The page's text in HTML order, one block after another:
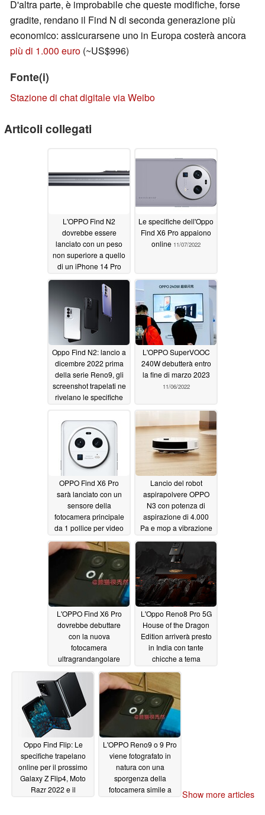
D'altra parte, è improbabile che queste modifiche, forse
gradite, rendano il Find N di seconda generazione più
economico: assicurarsene uno in Europa costerà ancora
più di 1.000 euro (~US$996)
Fonte(i)
Stazione di chat digitale via Weibo
Articoli collegati
L'OPPO Find N2
dovrebbe essere
lanciato con un peso
non superiore a quello
di un iPhone 14 Pro
Max11/12/2022
Le specifiche dell'Oppo
Find X6 Pro appaiono
online 11/07/2022
Oppo Find N2: lancio a
dicembre 2022 prima
della serie Reno9, gli
screenshot trapelati ne
rivelano le specifiche
L'OPPO SuperVOOC
240W debutterà entro
la fine di marzo 2023
11/06/2022
OPPO Find X6 Pro
sarà lanciato con un
sensore della
fotocamera principale
da 1 pollice per video
4K HDR in condizioni
di scarsa luminosità
11/03/2022
Lancio del robot
aspirapolvere OPPO
N3 con potenza di
aspirazione di 4.000
Pa e mop a vibrazione
sonica11/02/2022
L'OPPO Find X6 Pro
dovrebbe debuttare
con la nuova
fotocamera
ultragrandangolare
Sony IMX890
10/23/2022
L'Oppo Reno8 Pro 5G
House of the Dragon
Edition arriverà presto
in India con tante
chicche a tema
Targaryen
Oppo Find Flip: Le
specifiche trapelano
online per il prossimo
Galaxy Z Flip4, Moto
Razr 2022 e il
L'OPPO Reno9 o 9 Pro
viene fotografato in
natura con una
sporgenza della
fotocamera simile a
Show more articles